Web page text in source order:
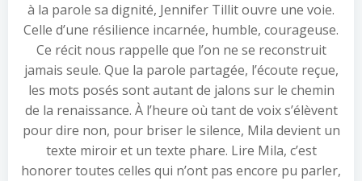
à la parole sa dignité, Jennifer Tillit ouvre une voie.
Celle d’une résilience incarnée, humble, courageuse.
Ce récit nous rappelle que l’on ne se reconstruit
jamais seule. Que la parole partagée, l’écoute reçue,
les mots posés sont autant de jalons sur le chemin
de la renaissance. À l’heure où tant de voix s’élèvent
pour dire non, pour briser le silence, Mila devient un
texte miroir et un texte phare. Lire Mila, c’est
honorer toutes celles qui n’ont pas encore pu parler,